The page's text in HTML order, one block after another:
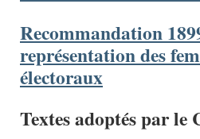
Recommandation
représentation des
électoraux
Textes adoptés par le